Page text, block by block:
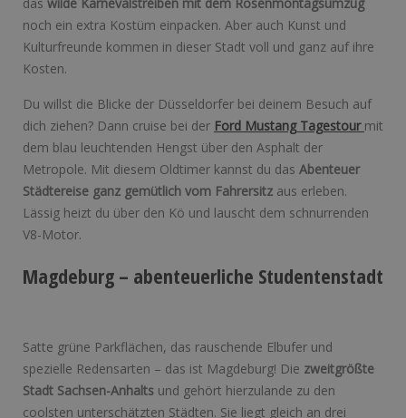
noch ein extra Kostüm einpacken. Aber auch Kunst und
Kulturfreunde kommen in dieser Stadt voll und ganz auf ihre
Kosten.
Du willst die Blicke der Düsseldorfer bei deinem Besuch auf
dich ziehen? Dann cruise bei der Ford Mustang Tagestour mit
dem blau leuchtenden Hengst über den Asphalt der
Metropole. Mit diesem Oldtimer kannst du das Abenteuer
Städtereise ganz gemütlich vom Fahrersitz aus erleben.
Lässig heizt du über den Kö und lauscht dem schnurrenden
V8-Motor.
Magdeburg – abenteuerliche Studentenstadt
Satte grüne Parkflächen, das rauschende Elbufer und
spezielle Redensarten – das ist Magdeburg! Die zweitgrößte
Stadt Sachsen-Anhalts und gehört hierzulande zu den
coolsten unterschätzten Städten. Sie liegt gleich an drei